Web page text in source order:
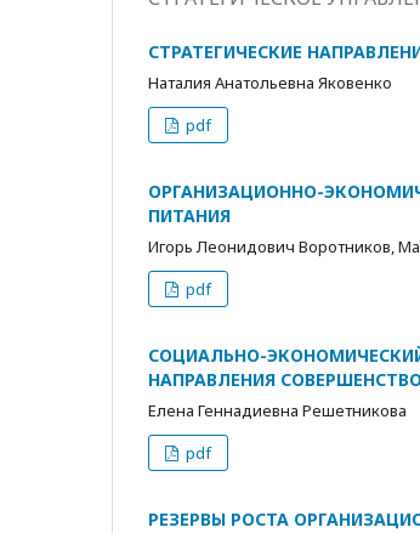
СТРАТЕГИЧЕСКИЕ
Наталия Анатольевна Яковенко
pdf
ОРГАНИЗАЦИОННО-
ПИТАНИЯ
Игорь Леонидович Воротников,
pdf
СОЦИАЛЬНО-
НАПРАВЛЕНИЯ
Елена Геннадиевна Решетникова
pdf
РЕЗЕРВЫ РОСТА